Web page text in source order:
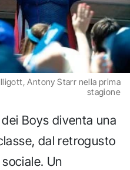
Antony Starr nella prima
stagione
Boys diventa una
dal retrogusto
Un